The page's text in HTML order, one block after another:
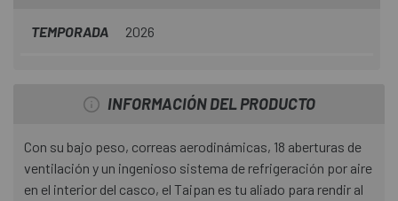
TEMPORADA 2026
INFORMACIÓN DEL PRODUCTO
Con su bajo peso, correas aerodinámicas, 18 aberturas de
ventilación y un ingenioso sistema de refrigeración por aire
en el interior del casco, el Taipan es tu aliado para rendir al